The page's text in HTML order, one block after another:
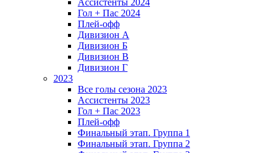
Ассистенты 2024
Гол + Пас 2024
Плей-офф
Дивизион A
Дивизион Б
Дивизион В
Дивизион Г
2023
Все голы сезона 2023
Ассистенты 2023
Гол + Пас 2023
Плей-офф
Финальный этап. Группа 1
Финальный этап. Группа 2